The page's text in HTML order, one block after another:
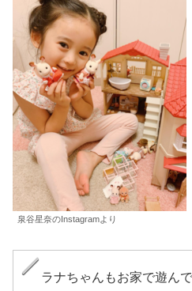
泉谷星奈のInstagramより
ラナちゃんもお家で遊ん